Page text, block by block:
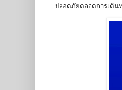
ปลอดภัยตลอดการเดิน